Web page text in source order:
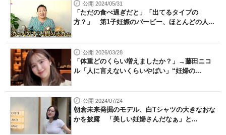
公開 2024/05/31
「ただの食べ過ぎだと」「出てるタイプの
方？」 第1子妊娠のバービー、ほとんどの人...
公開 2026/03/28
「体重どのくらい増えましたか？」→藤田ニコ
ル「人に言えないくらいやばい」“妊婦の...
公開 2024/07/24
朝倉未来発掘のモデル、白Tシャツの大きなおな
かを披露 「美しい妊婦さんだなぁ」と...